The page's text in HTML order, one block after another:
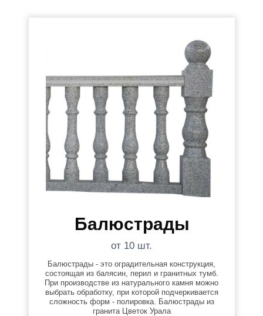
от 10 шт.
Балюстрады - это оградительная конструкция,
состоящая из балясин, перил и гранитных тумб.
При производстве из натурального камня можно
выбрать обработку, при которой подчеркивается
сложность форм - полировка. Балюстрады из
гранита Цветок Урала
Балюстрады